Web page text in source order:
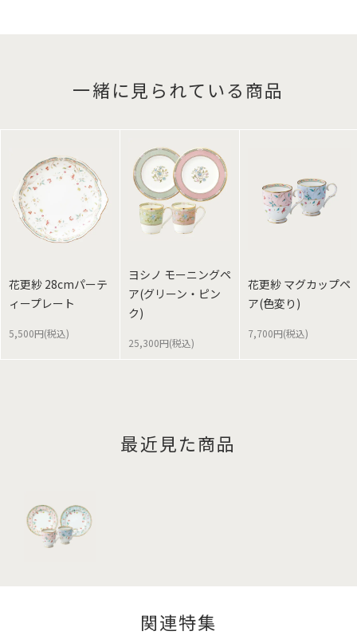
一緒に見られている商品
花更紗 28cmパーテ
ィープレート
5,500円(税込)
ヨシノ モーニングペ
ア(グリーン・ピン
ク)
25,300円(税込)
花更紗 マグカップペ
ア(色変り)
7,700円(税込)
最近見た商品
関連特集